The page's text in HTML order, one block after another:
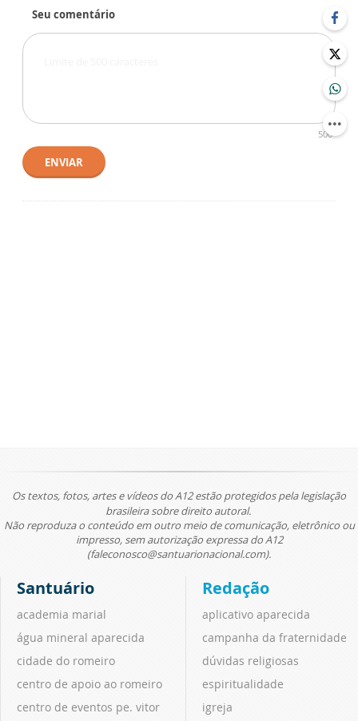
Seu comentário
500
ENVIAR
Os textos, fotos, artes e vídeos do A12 estão protegidos pela legislação
brasileira sobre direito autoral.
Não reproduza o conteúdo em outro meio de comunicação, eletrônico ou
impresso, sem autorização expressa do A12
(faleconosco@santuarionacional.com).
Santuário
academia marial
água mineral aparecida
cidade do romeiro
centro de apoio ao romeiro
centro de eventos pe. vitor
Redação
aplicativo aparecida
campanha da fraternidade
dúvidas religiosas
espiritualidade
igreja